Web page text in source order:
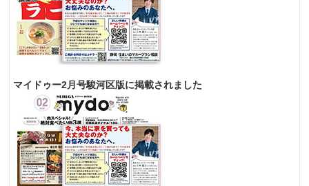
マイドゥー2月号駿河区版に掲載されました